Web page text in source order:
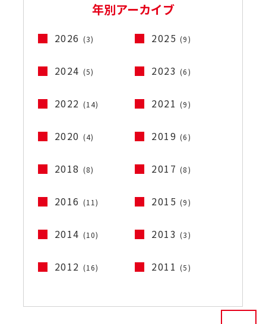
年別アーカイブ
2026 (3) 2025 (9)
2024 (5) 2023 (6)
2022 (14) 2021 (9)
2020 (4) 2019 (6)
2018 (8) 2017 (8)
2016 (11) 2015 (9)
2014 (10) 2013 (3)
2012 (16) 2011 (5)